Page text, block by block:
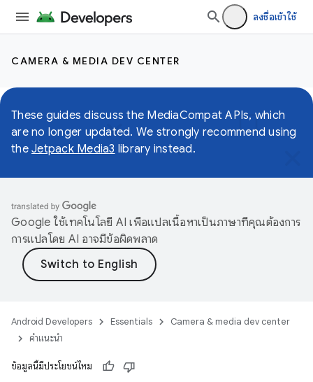
ลงชื่อเข้าใช้
CAMERA & MEDIA DEV CENTER
These guides discuss the MediaCompat APIs, which
are no longer updated. We strongly recommend using
the Jetpack Media3 library instead.
Google ใช้เทคโนโลยี AI เพื่อแปลเนื้อหาเป็นภาษาที่คุณต้องการ
การแปลโดย AI อาจมีข้อผิดพลาด
Android Developers Essentials
Camera & media dev center
คำแนะนำ
ข้อมูลนี้มีประโยชน์ไหม